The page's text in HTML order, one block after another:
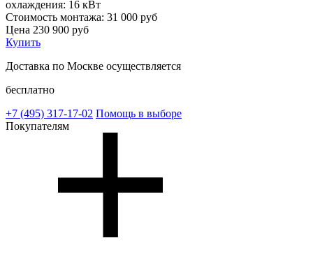
охлаждения: 16 кВт
Стоимость монтажа: 31 000 руб
Цена 230 900 руб
Купить
Доставка по Москве осуществляется
бесплатно
+7 (495) 317-17-02 Помощь в выборе
Покупателям